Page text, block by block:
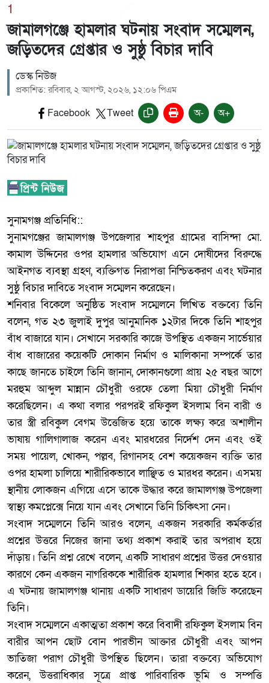
1
জামালগঞ্জে হামলার ঘটনায় সংবাদ সম্মেলন,
জড়িতদের গ্রেপ্তার ও সুষ্ঠু বিচার দাবি
ডেস্ক নিউজ
প্রকাশিত: রবিবার, ২ আগস্ট, ২০২৬, ১২:০৬ পিএম
Facebook Tweet অ- অ+
‎সুনামগঞ্জ প্রতিনিধি::
‎সুনামগঞ্জের জামালগঞ্জ উপজেলার শাহপুর গ্রামের বাসিন্দা মো.
কামাল উদ্দিনের ওপর হামলার অভিযোগ এনে দোষীদের বিরুদ্ধে
আইনগত ব্যবস্থা গ্রহণ, ব্যক্তিগত নিরাপত্তা নিশ্চিতকরণ এবং ঘটনার
সুষ্ঠু বিচার দাবিতে সংবাদ সম্মেলন করেছেন।
‎শনিবার বিকেলে অনুষ্ঠিত সংবাদ সম্মেলনে লিখিত বক্তব্যে তিনি
বলেন, গত ২৩ জুলাই দুপুর আনুমানিক ১২টার দিকে তিনি শাহপুর
বাঁধ বাজারে যান। সেখানে সরকারি কাজে উপস্থিত একজন সার্ভেয়ার
বাঁধ বাজারের কয়েকটি দোকান নির্মাণ ও মালিকানা সম্পর্কে তার
কাছে জানতে চাইলে তিনি জানান, দোকানগুলো প্রায় ২৫ বছর আগে
মরহুম আব্দুল মান্নান চৌধুরী ওরফে তেলা মিয়া চৌধুরী নির্মাণ
করেছিলেন। এ কথা বলার পরপরই রফিকুল ইসলাম বিন বারী ও
তার স্ত্রী রবিকুল বেগম উত্তেজিত হয়ে তাকে লক্ষ্য করে অশালীন
ভাষায় গালিগালাজ করেন এবং মারধরের নির্দেশ দেন এবং ওই
সময় পায়েল, খোকন, পল্লব, রিগানসহ বেশ কয়েকজন ব্যক্তি তার
ওপর হামলা চালিয়ে শারীরিকভাবে লাঞ্ছিত ও মারধর করেন। এসময়
স্থানীয় লোকজন এগিয়ে এসে তাকে উদ্ধার করে জামালগঞ্জ উপজেলা
স্বাস্থ্য কমপ্লেক্সে নিয়ে যান এবং সেখানে তিনি চিকিৎসা নেন।
‎সংবাদ সম্মেলনে তিনি আরও বলেন, একজন সরকারি কর্মকর্তার
প্রশ্নের উত্তরে নিজের জানা তথ্য প্রকাশ করাই তার অপরাধ হয়ে
দাঁড়ায়। তিনি প্রশ্ন রেখে বলেন, একটি সাধারণ প্রশ্নের উত্তর দেওয়ার
কারণে কেন একজন নাগরিককে শারীরিক হামলার শিকার হতে হবে।
এ ঘটনায় জামালগঞ্জ থানায় একটি সাধারণ ডায়েরি জিডি করেছেন
তিনি।
‎সংবাদ সম্মেলনে একাত্মতা প্রকাশ করে বিবাদী রফিকুল ইসলাম বিন
বারীর আপন ছোট বোন পারভীন আক্তার চৌধুরী এবং আপন
ভাতিজা পরাগ চৌধুরী উপস্থিত ছিলেন। তারা বক্তব্যে অভিযোগ
করেন, উত্তরাধিকার সূত্রে প্রাপ্ত পারিবারিক ভূমি ও সম্পত্তি